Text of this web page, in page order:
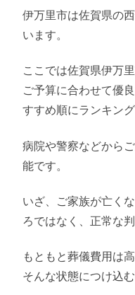
伊万里市は佐賀県の
います。
ここでは佐賀県伊万
ご予算に合わせて優
すすめ順にランキング
病院や警察などから
能です。
いざ、ご家族が亡く
ろではなく、正常な
もともと葬儀費用は
そんな状態につけ込